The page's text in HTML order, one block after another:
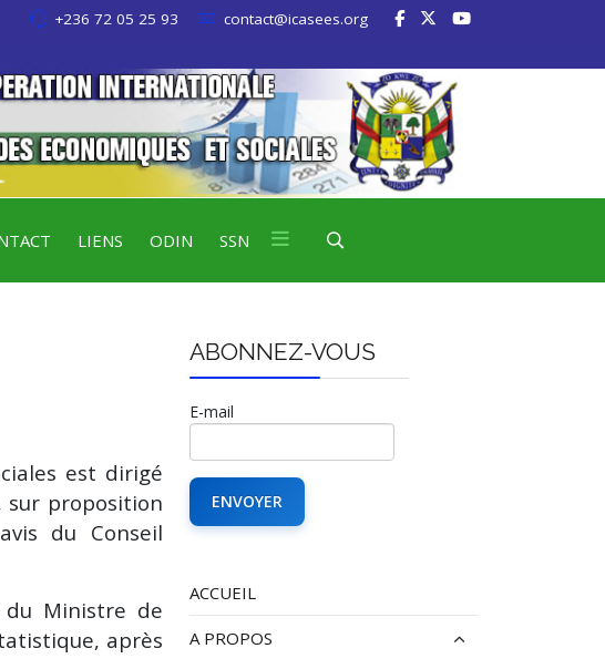
+236 72 05 25 93 contact@icasees.org
LIENS ODIN SSN
est dirigé
sur proposition
du Conseil
Ministre de
après
ABONNEZ-VOUS
E-mail
ACCUEIL
A PROPOS